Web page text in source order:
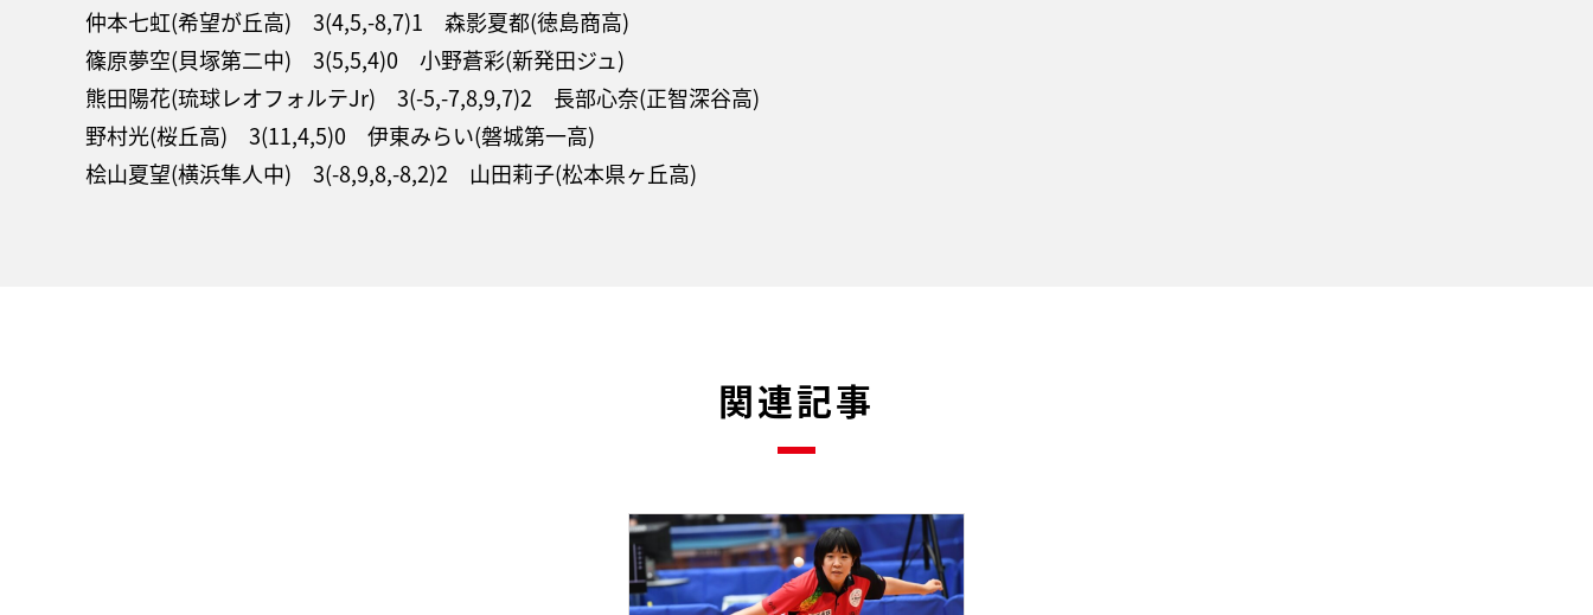
仲本七虹(希望が丘高) 3(4,5,-8,7)1 森影夏都(徳島商高)
篠原夢空(貝塚第二中) 3(5,5,4)0 小野蒼彩(新発田ジュ)
熊田陽花(琉球レオフォルテJr) 3(-5,-7,8,9,7)2 長部心奈(正智深谷高)
野村光(桜丘高) 3(11,4,5)0 伊東みらい(磐城第一高)
桧山夏望(横浜隼人中) 3(-8,9,8,-8,2)2 山田莉子(松本県ヶ丘高)
関連記事